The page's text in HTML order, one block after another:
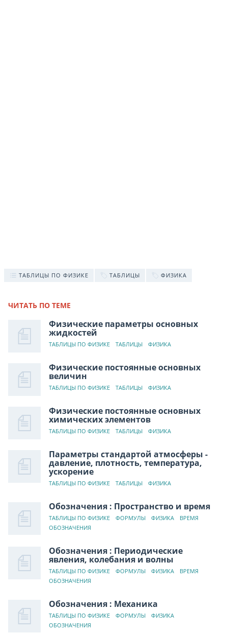
ТАБЛИЦЫ ПО ФИЗИКЕ ТАБЛИЦЫ ФИЗИКА
ЧИТАТЬ ПО ТЕМЕ
Физические параметры основных
жидкостей
ТАБЛИЦЫ ПО ФИЗИКЕ ТАБЛИЦЫ ФИЗИКА
Физические постоянные основных
величин
ТАБЛИЦЫ ПО ФИЗИКЕ ТАБЛИЦЫ ФИЗИКА
Физические постоянные основных
химических элементов
ТАБЛИЦЫ ПО ФИЗИКЕ ТАБЛИЦЫ ФИЗИКА
Параметры стандартой атмосферы -
давление, плотность, температура,
ускорение
ТАБЛИЦЫ ПО ФИЗИКЕ ТАБЛИЦЫ ФИЗИКА
Обозначения : Пространство и время
ТАБЛИЦЫ ПО ФИЗИКЕ ФОРМУЛЫ ФИЗИКА
ВРЕМЯ
ОБОЗНАЧЕНИЯ
Обозначения : Периодические
явления, колебания и волны
ТАБЛИЦЫ ПО ФИЗИКЕ ФОРМУЛЫ ФИЗИКА
ВРЕМЯ
ОБОЗНАЧЕНИЯ
Обозначения : Механика
ТАБЛИЦЫ ПО ФИЗИКЕ ФОРМУЛЫ
ФИЗИКА
ОБОЗНАЧЕНИЯ